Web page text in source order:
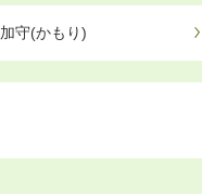
加守(かもり)